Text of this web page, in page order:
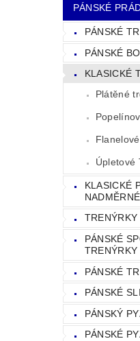
PÁNSKÉ
PÁNSKÉ
PÁNSKÉ
KLASICKÉ
Plátěné
Úpletové
KLASICKÉ
NADMĚRNÉ
TRENÝRKY
PÁNSKÉ
TRENÝRKY
PÁNSKÉ
PÁNSKÉ
PÁNSKÝ
PÁNSKÉ